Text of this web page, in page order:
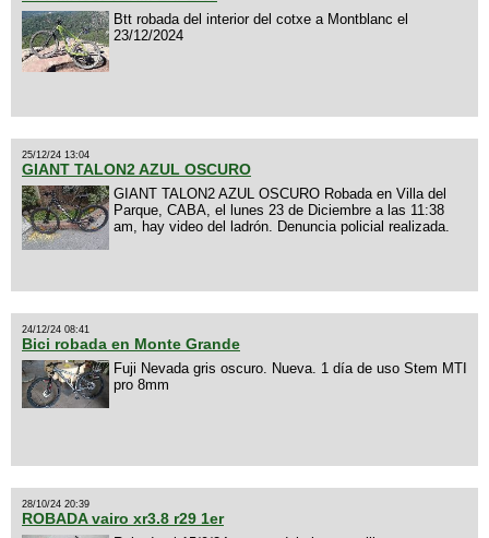
Btt robada del interior del cotxe a Montblanc el
23/12/2024
25/12/24 13:04
GIANT TALON2 AZUL OSCURO
GIANT TALON2 AZUL OSCURO Robada en Villa del
Parque, CABA, el lunes 23 de Diciembre a las 11:38
am, hay video del ladrón. Denuncia policial realizada.
24/12/24 08:41
Bici robada en Monte Grande
Fuji Nevada gris oscuro. Nueva. 1 día de uso Stem MTI
pro 8mm
28/10/24 20:39
ROBADA vairo xr3.8 r29 1er